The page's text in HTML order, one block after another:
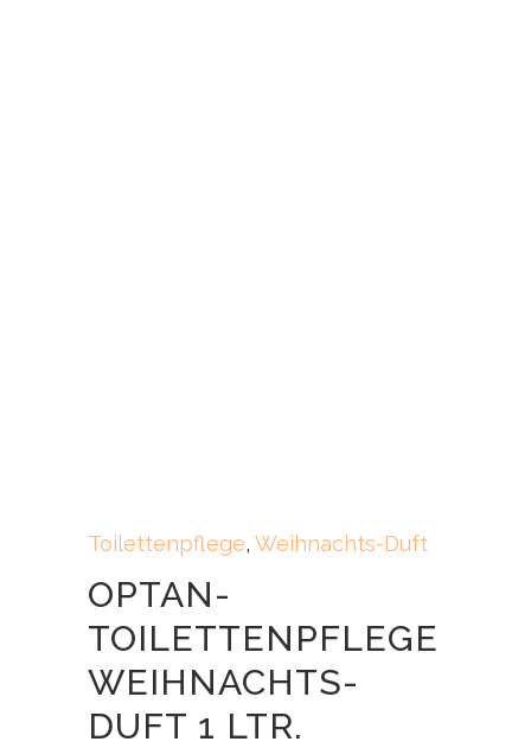
Toilettenpflege, Weihnachts-Duft
OPTAN-
TOILETTENPFLEGE
WEIHNACHTS-
DUFT 1 LTR.